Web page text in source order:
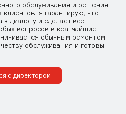
обслуживания и решения
я гарантирую, что
к диалогу и сделает все
вопросов в кратчайшие
обычным ремонтом,
обслуживания и готовы
с директором